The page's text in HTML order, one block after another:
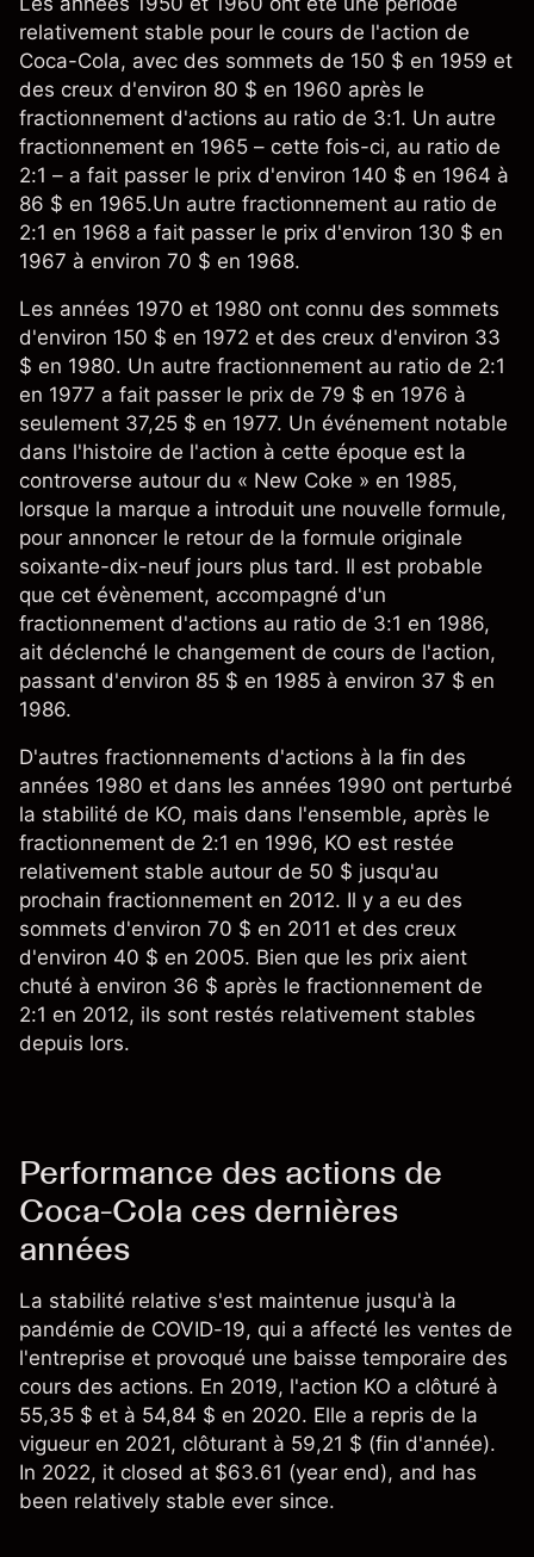
relativement stable pour le cours de l'action de
Coca-Cola, avec des sommets de 150 $ en 1959 et
des creux d'environ 80 $ en 1960 après le
fractionnement d'actions au ratio de 3:1. Un autre
fractionnement en 1965 – cette fois-ci, au ratio de
2:1 – a fait passer le prix d'environ 140 $ en 1964 à
86 $ en 1965.Un autre fractionnement au ratio de
2:1 en 1968 a fait passer le prix d'environ 130 $ en
1967 à environ 70 $ en 1968.
Les années 1970 et 1980 ont connu des sommets
d'environ 150 $ en 1972 et des creux d'environ 33
$ en 1980. Un autre fractionnement au ratio de 2:1
en 1977 a fait passer le prix de 79 $ en 1976 à
seulement 37,25 $ en 1977. Un événement notable
dans l'histoire de l'action à cette époque est la
controverse autour du « New Coke » en 1985,
lorsque la marque a introduit une nouvelle formule,
pour annoncer le retour de la formule originale
soixante-dix-neuf jours plus tard. Il est probable
que cet évènement, accompagné d'un
fractionnement d'actions au ratio de 3:1 en 1986,
ait déclenché le changement de cours de l'action,
passant d'environ 85 $ en 1985 à environ 37 $ en
1986.
D'autres fractionnements d'actions à la fin des
années 1980 et dans les années 1990 ont perturbé
la stabilité de KO, mais dans l'ensemble, après le
fractionnement de 2:1 en 1996, KO est restée
relativement stable autour de 50 $ jusqu'au
prochain fractionnement en 2012. Il y a eu des
sommets d'environ 70 $ en 2011 et des creux
d'environ 40 $ en 2005. Bien que les prix aient
chuté à environ 36 $ après le fractionnement de
2:1 en 2012, ils sont restés relativement stables
depuis lors.
Performance des actions de
Coca-Cola ces dernières
années
La stabilité relative s'est maintenue jusqu'à la
pandémie de COVID-19, qui a affecté les ventes de
l'entreprise et provoqué une baisse temporaire des
cours des actions. En 2019, l'action KO a clôturé à
55,35 $ et à 54,84 $ en 2020. Elle a repris de la
vigueur en 2021, clôturant à 59,21 $ (fin d'année).
In 2022, it closed at $63.61 (year end), and has
been relatively stable ever since.